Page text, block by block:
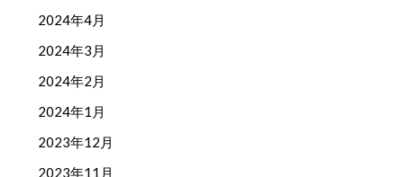
2024年4月
2024年3月
2024年2月
2024年1月
2023年12月
2023年11月